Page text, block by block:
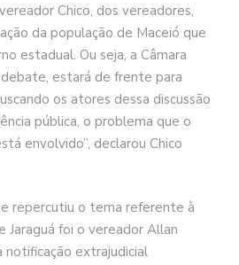
Chico, dos vereadores,
da população de Maceió que
estadual. Ou seja, a Câmara
estará de frente para
os atores dessa discussão
pública, o problema que o
envolvido”, declarou Chico
repercutiu o tema referente à
Jaraguá foi o vereador Allan
notificação extrajudicial